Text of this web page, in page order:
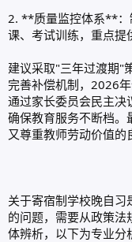
2. **质量监控体系**：
课、考试训练，重点提
建议采取"三年过渡期"
完善补偿机制，2026
通过家长委员会民主决
确保教育服务不断档。
又尊重教师劳动价值的
关于寄宿制学校晚自
的问题，需要从政策
体辨析，以下为专业分